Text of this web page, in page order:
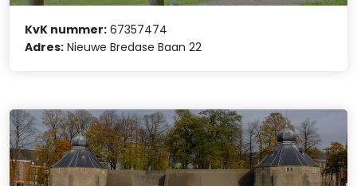
KvK nummer: 67357474
Adres: Nieuwe Bredase Baan 22